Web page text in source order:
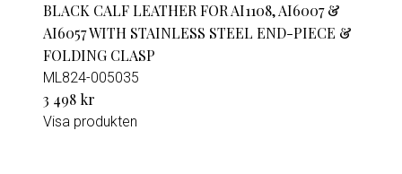
BLACK CALF LEATHER FOR AI1108, AI6007 &
AI6057 WITH STAINLESS STEEL END-PIECE &
FOLDING CLASP
ML824-005035
3 498 kr
Visa produkten